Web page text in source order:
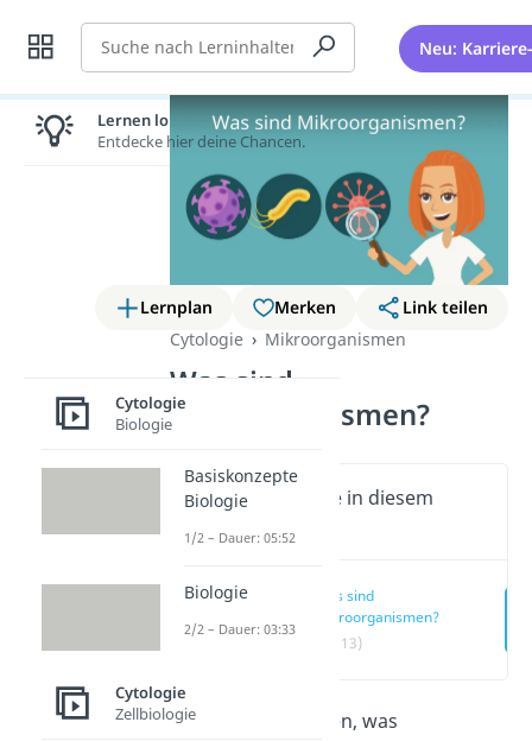
Suche Neu:
Lernplan Merken
Link teilen
Cytologie
Mikroorganismen
Was sind
Mikroorganismen?
Wichtige Inhalte in diesem
Was sind
Mikroorganismen?
(00:13)
Du möchtest wissen, was
Lernen lohnt sich!
Entdecke hier deine Chancen.
Cytologie
Biologie
Basiskonzepte
Biologie
1/2 – Dauer: 05:52
Biologie
2/2 – Dauer: 03:33
Cytologie
Zellbiologie